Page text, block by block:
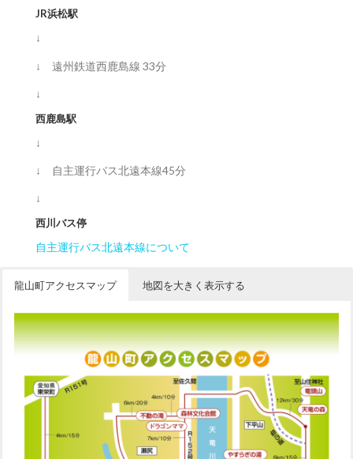
JR浜松駅
↓
↓ 遠州鉄道西鹿島線 33分
↓
西鹿島駅
↓
↓ 自主運行バス北遠本線45分
↓
西川バス停
自主運行バス北遠本線について
龍山町アクセスマップ 地図を大きく表示する